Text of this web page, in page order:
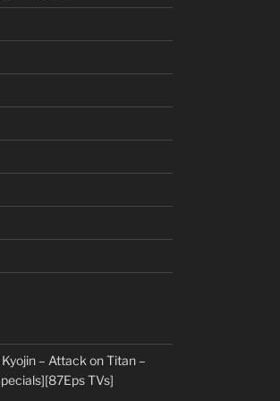
– Attack on Titan –
TVs]